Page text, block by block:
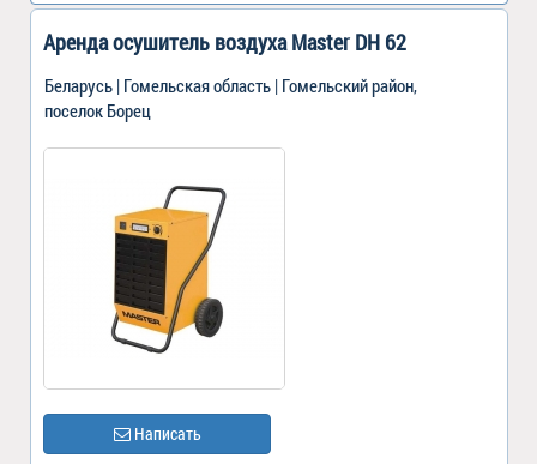
Аренда осушитель воздуха Master DH 62
Беларусь | Гомельская область | Гомельский район,
поселок Борец
Написать